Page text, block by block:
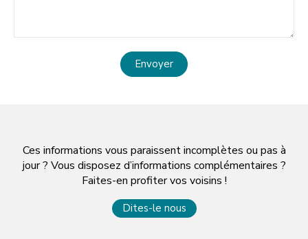
Envoyer
Ces informations vous paraissent incomplètes ou pas à
jour ? Vous disposez d’informations complémentaires ?
Faites-en profiter vos voisins !
Dites-le nous